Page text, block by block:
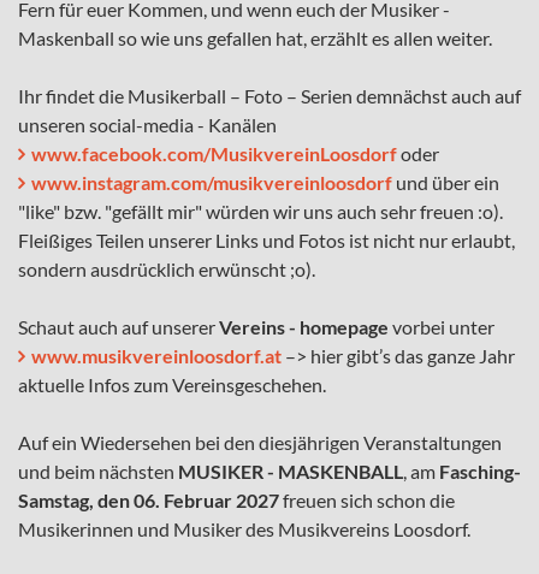
Fern für euer Kommen, und wenn euch der Musiker -
Maskenball so wie uns gefallen hat, erzählt es allen weiter.
Ihr findet die Musikerball – Foto – Serien demnächst auch auf
unseren social-media - Kanälen
www.facebook.com/MusikvereinLoosdorfoder
www.instagram.com/musikvereinloosdorf und über ein
"like" bzw. "gefällt mir" würden wir uns auch sehr freuen :o).
Fleißiges Teilen unserer Links und Fotos ist nicht nur erlaubt,
sondern ausdrücklich erwünscht ;o).
Schaut auch auf unsererVereins - homepage vorbei unter
www.musikvereinloosdorf.at –> hier gibt’s das ganze Jahr
aktuelle Infos zum Vereinsgeschehen.
Auf ein Wiedersehen bei den diesjährigen Veranstaltungen
und beim nächsten MUSIKER - MASKENBALL, am Fasching-
Samstag, den 06. Februar 2027freuen sich schon die
Musikerinnen und Musiker des Musikvereins Loosdorf.